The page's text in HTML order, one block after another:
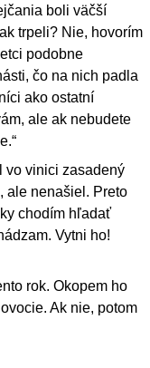
boli väčší
trpeli? Nie, hovorím
podobne
čo na nich padla
ako ostatní
ale ak nebudete
vo vinici zasadený
ale nenašiel. Preto
chodím hľadať
Vytni ho!
rok. Okopem ho
Ak nie, potom